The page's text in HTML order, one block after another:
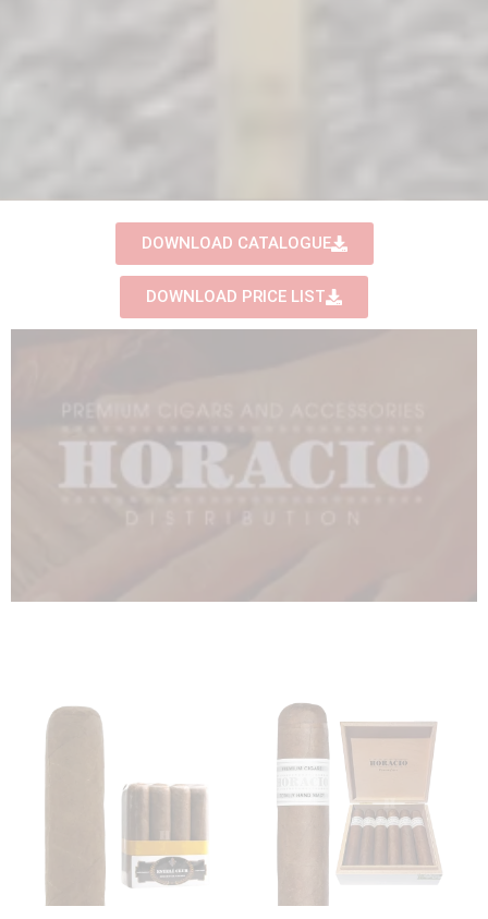
DOWNLOAD CATALOGUE
DOWNLOAD PRICE LIST